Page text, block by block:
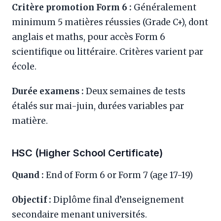
Critère promotion Form 6 : Généralement
minimum 5 matières réussies (Grade C+), dont
anglais et maths, pour accès Form 6
scientifique ou littéraire. Critères varient par
école.
Durée examens : Deux semaines de tests
étalés sur mai-juin, durées variables par
matière.
HSC (Higher School Certificate)
Quand : End of Form 6 or Form 7 (age 17-19)
Objectif : Diplôme final d’enseignement
secondaire menant universités.